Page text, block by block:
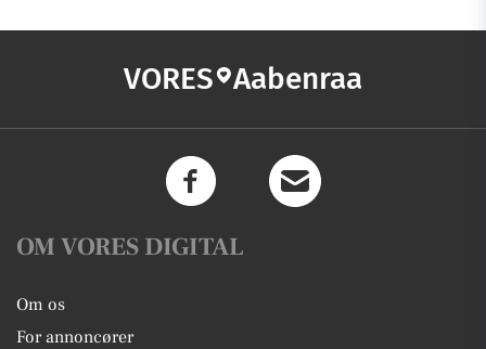
VORES Aabenraa
OM VORES DIGITAL
Om os
For annoncører